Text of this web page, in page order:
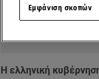
Η ελληνική
Εμφάνιση σκοπών